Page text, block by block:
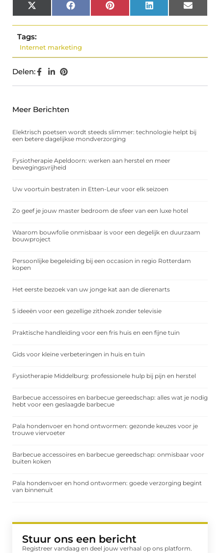
X
(Twitter)
Facebook Pinterest LinkedIn Email
Tags:
Internet marketing
Delen:
Meer Berichten
Elektrisch poetsen wordt steeds slimmer: technologie helpt bij
een betere dagelijkse mondverzorging
Fysiotherapie Apeldoorn: werken aan herstel en meer
bewegingsvrijheid
Uw voortuin bestraten in Etten-Leur voor elk seizoen
Zo geef je jouw master bedroom de sfeer van een luxe hotel
Waarom bouwfolie onmisbaar is voor een degelijk en duurzaam
bouwproject
Persoonlijke begeleiding bij een occasion in regio Rotterdam
kopen
Het eerste bezoek van uw jonge kat aan de dierenarts
5 ideeën voor een gezellige zithoek zonder televisie
Praktische handleiding voor een fris huis en een fijne tuin
Gids voor kleine verbeteringen in huis en tuin
Fysiotherapie Middelburg: professionele hulp bij pijn en herstel
Barbecue accessoires en barbecue gereedschap: alles wat je nodig
hebt voor een geslaagde barbecue
Pala hondenvoer en hond ontwormen: gezonde keuzes voor je
trouwe viervoeter
Barbecue accessoires en barbecue gereedschap: onmisbaar voor
buiten koken
Pala hondenvoer en hond ontwormen: goede verzorging begint
van binnenuit
Stuur ons een bericht
Registreer vandaag en deel jouw verhaal op ons platform.